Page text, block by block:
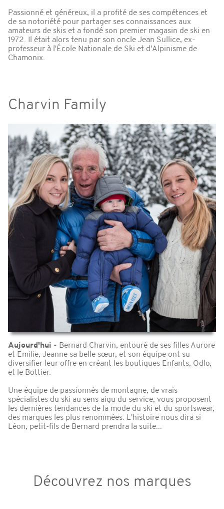
Passionné et généreux, il a profité de ses compétences et
de sa notoriété pour partager ses connaissances aux
amateurs de skis et a fondé son premier magasin de ski en
1972. Il était alors tenu par son oncle Jean Sullice, ex-
professeur à l'École Nationale de Ski et d'Alpinisme de
Chamonix.
Charvin Family
Aujourd'hui - Bernard Charvin, entouré de ses filles Aurore
et Emilie, Jeanne sa belle sœur, et son équipe ont su
diversifier leur offre en créant les boutiques Enfants, Odlo,
et le Bottier.
Une équipe de passionnés de montagne, de vrais
spécialistes du ski au sens aigu du service, vous proposent
les dernières tendances de la mode du ski et du sportswear,
des marques les plus renommées. L'histoire nous dira si
Léon, petit-fils de Bernard prendra la suite...
Découvrez nos marques